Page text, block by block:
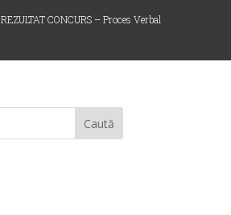
REZULTAT CONCURS – Proces Verbal